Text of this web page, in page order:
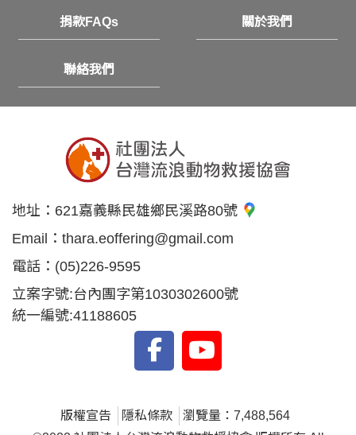
捐款FAQs 關於我們
聯絡我們
地址： 621嘉義縣民雄鄉民溪路80號
Email： thara.eoffering@gmail.com
電話： (05)226-9595
立案字號:台內團字第1030302600號
統一編號:41188605
版權宣告 隱私條款
瀏覽量：7,488,564